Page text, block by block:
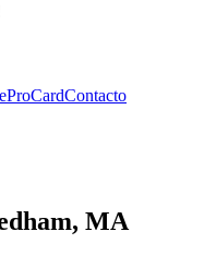
Contacto
MA